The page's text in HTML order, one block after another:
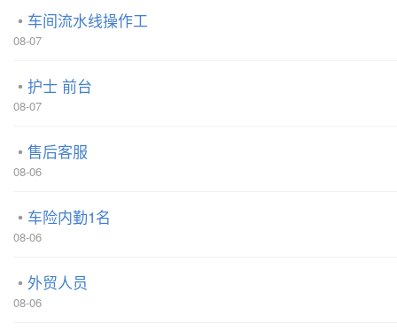
车间流水线操作工
08-07
护士 前台
08-07
售后客服
08-06
车险内勤1名
08-06
外贸人员
08-06